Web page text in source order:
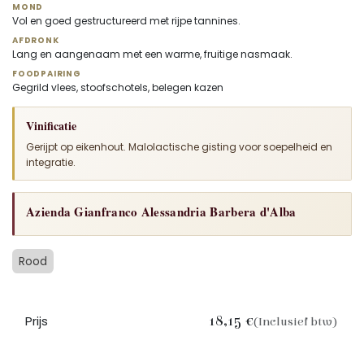
MOND
Vol en goed gestructureerd met rijpe tannines.
AFDRONK
Lang en aangenaam met een warme, fruitige nasmaak.
FOODPAIRING
Gegrild vlees, stoofschotels, belegen kazen
Vinificatie
Gerijpt op eikenhout. Malolactische gisting voor soepelheid en
integratie.
Azienda Gianfranco Alessandria Barbera d'Alba
Rood
Prijs 18,15 €(Inclusief btw)